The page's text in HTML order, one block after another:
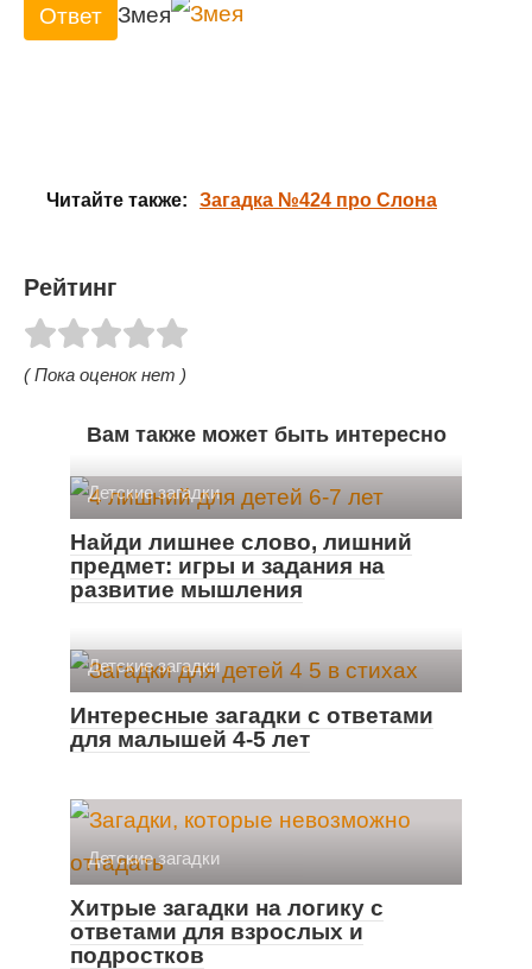
Ответ Змея
Читайте также: Загадка №424 про Слона
Рейтинг
( Пока оценок нет )
Вам также может быть интересно
Детские загадки
Найди лишнее слово, лишний
предмет: игры и задания на
развитие мышления
Детские загадки
Интересные загадки с ответами
для малышей 4-5 лет
Детские загадки
Хитрые загадки на логику с
ответами для взрослых и
подростков